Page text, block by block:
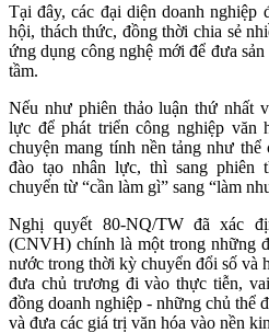
Tại đây, các đại diện doanh nghiệp
hội, thách thức, đồng thời chia sẻ
ứng dụng công nghệ mới để đưa
tầm.
Nếu như phiên thảo luận thứ nhất
lực để phát triển công nghiệp văn
chuyện mang tính nền tảng như thể
đào tạo nhân lực, thì sang phiên
chuyển từ “cần làm gì” sang “làm
Nghị quyết 80-NQ/TW đã xác
(CNVH) chính là một trong những
nước trong thời kỳ chuyển đổi số và
đưa chủ trương đi vào thực tiễn,
đồng doanh nghiệp - những chủ thể
và đưa các giá trị văn hóa vào nền